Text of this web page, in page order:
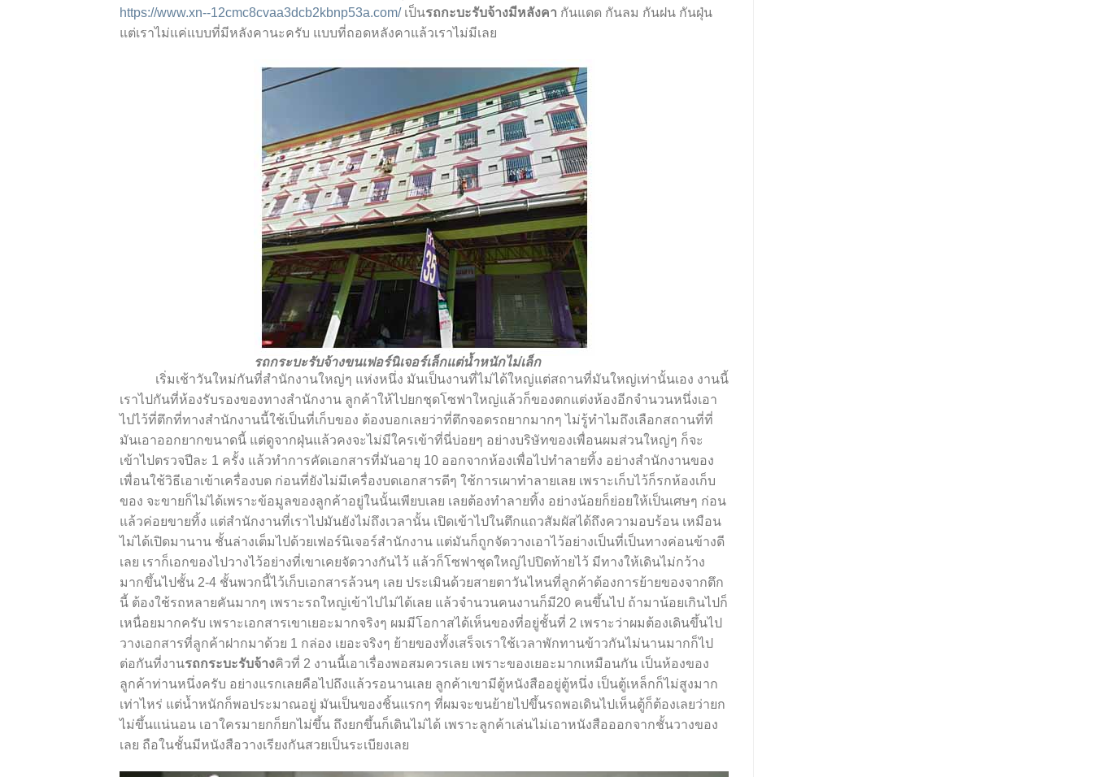
https://www.xn--12cmc8cvaa3dcb2kbnp53a.com/เป็นรถกะบะรับจ้างมีหลังคา กันแดด กันลม กันฝน กันฝุ่น
แต่เราไม่แค่แบบที่มีหลังคานะครับ แบบที่ถอดหลังคาแล้วเราไม่มีเลย
รถกระบะรับจ้างขนเฟอร์นิเจอร์เล็กแต่น้ำหนักไม่เล็ก
เริ่มเช้าวันใหม่กันที่สำนักงานใหญ่ๆ แห่งหนึ่ง มันเป็นงานที่ไม่ได้ใหญ่แต่สถานที่มันใหญ่เท่านั้นเอง งานนี้
เราไปกันที่ห้องรับรองของทางสำนักงาน ลูกค้าให้ไปยกชุดโซฟาใหญ่แล้วก็ของตกแต่งห้องอีกจำนวนหนึ่งเอา
ไปไว้ที่ตึกที่ทางสำนักงานนี้ใช้เป็นที่เก็บของ ต้องบอกเลยว่าที่ตึกจอดรถยากมากๆ ไม่รู้ทำไมถึงเลือกสถานที่ที่
มันเอาออกยากขนาดนี้ แต่ดูจากฝุ่นแล้วคงจะไม่มีใครเข้าที่นี่บ่อยๆ อย่างบริษัทของเพื่อนผมส่วนใหญ่ๆ ก็จะ
เข้าไปตรวจปีละ 1 ครั้ง แล้วทำการคัดเอกสารที่มันอายุ 10 ออกจากห้องเพื่อไปทำลายทิ้ง อย่างสำนักงานของ
เพื่อนใช้วิธีเอาเข้าเครื่องบด ก่อนที่ยังไม่มีเครื่องบดเอกสารดีๆ ใช้การเผาทำลายเลย เพราะเก็บไว้ก็รกห้องเก็บ
ของ จะขายก็ไม่ได้เพราะข้อมูลของลูกค้าอยู่ในนั้นเพียบเลย เลยต้องทำลายทิ้ง อย่างน้อยก็ย่อยให้เป็นเศษๆ ก่อน
แล้วค่อยขายทิ้ง แต่สำนักงานที่เราไปมันยังไม่ถึงเวลานั้น เปิดเข้าไปในตึกแถวสัมผัสได้ถึงความอบร้อน เหมือน
ไม่ได้เปิดมานาน ชั้นล่างเต็มไปด้วยเฟอร์นิเจอร์สำนักงาน แต่มันก็ถูกจัดวางเอาไว้อย่างเป็นที่เป็นทางค่อนข้างดี
เลย เราก็เอกของไปวางไว้อย่างที่เขาเคยจัดวางกันไว้ แล้วก็โซฟาชุดใหญ่ไปปิดท้ายไว้ มีทางให้เดินไม่กว้าง
มากขึ้นไปชั้น 2-4 ชั้นพวกนี้ไว้เก็บเอกสารล้วนๆ เลย ประเมินด้วยสายตาวันไหนที่ลูกค้าต้องการย้ายของจากตึก
นี้ ต้องใช้รถหลายคันมากๆ เพราะรถใหญ่เข้าไปไม่ได้เลย แล้วจำนวนคนงานก็มี20 คนขึ้นไป ถ้ามาน้อยเกินไปก็
เหนื่อยมากครับ เพราะเอกสารเขาเยอะมากจริงๆ ผมมีโอกาสได้เห็นของที่อยู่ชั้นที่ 2 เพราะว่าผมต้องเดินขึ้นไป
วางเอกสารที่ลูกค้าฝากมาด้วย 1 กล่อง เยอะจริงๆ ย้ายของทั้งเสร็จเราใช้เวลาพักทานข้าวกันไม่นานมากก็ไป
ต่อกันที่งานรถกระบะรับจ้างคิวที่ 2 งานนี้เอาเรื่องพอสมควรเลย เพราะของเยอะมากเหมือนกัน เป็นห้องของ
ลูกค้าท่านหนึ่งครับ อย่างแรกเลยคือไปถึงแล้วรอนานเลย ลูกค้าเขามีตู้หนังสืออยู่ตู้หนึ่ง เป็นตู้เหล็กก็ไม่สูงมาก
เท่าไหร่ แต่น้ำหนักก็พอประมาณอยู่ มันเป็นของชิ้นแรกๆ ที่ผมจะขนย้ายไปขึ้นรถพอเดินไปเห็นตู้ก็ต้องเลยว่ายก
ไม่ขึ้นแน่นอน เอาใครมายกก็ยกไม่ขึ้น ถึงยกขึ้นก็เดินไม่ได้ เพราะลูกค้าเล่นไม่เอาหนังสือออกจากชั้นวางของ
เลย ถือในชั้นมีหนังสือวางเรียงกันสวยเป็นระเบียงเลย